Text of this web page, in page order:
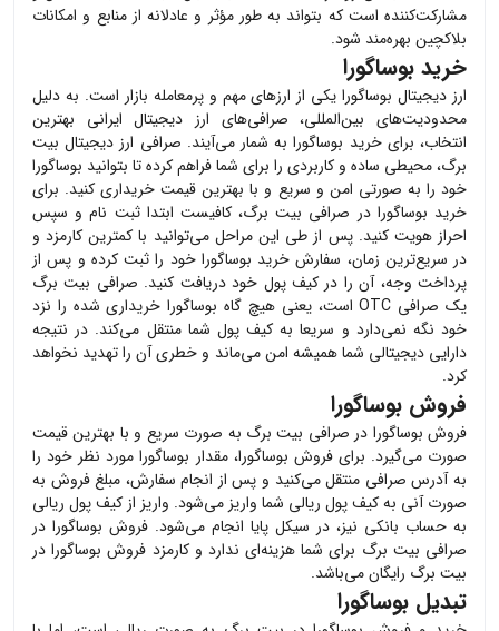
مشارکت‌کننده است که بتواند به طور مؤثر و عادلانه از منابع و امکانات
بلاکچین بهره‌مند شود.
خرید بوساگورا
ارز دیجیتال بوساگورایکی از ارزهای مهم و پرمعامله بازار است. به دلیل
محدودیت‌های بین‌المللی، صرافی‌های ارز دیجیتال ایرانی بهترین
انتخاب، برای خرید بوساگورابه شمار می‌آیند. صرافی ارز دیجیتال بیت
برگ، محیطی ساده و کاربردی را برای شما فراهم کرده تا بتوانید بوساگورا
خود را به صورتی امن و سریع و با بهترین قیمت خریداری کنید. برای
خرید بوساگورا در صرافی بیت برگ، کافیست ابتدا ثبت نام و سپس
احراز هویت کنید. پس از طی این مراحل می‌توانید با کمترین کارمزد و
در سریع‌ترین زمان، سفارش خرید بوساگورا خود را ثبت کرده و پس از
پرداخت وجه، آن را در کیف پول خود دریافت کنید. صرافی بیت برگ
یک صرافی OTC است، یعنی هیچ گاه
بوساگورا خریداری شده را نزد
خود نگه نمی‌دارد و سریعا به کیف پول شما منتقل می‌کند. در نتیجه
دارایی دیجیتالی شما همیشه امن می‌ماند و خطری آن را تهدید نخواهد
کرد.
فروش بوساگورا
فروش بوساگورا در صرافی بیت برگ به صورت سریع و با بهترین قیمت
صورت می‌گیرد. برای فروش بوساگورا، مقدار بوساگورامورد نظر خود را
به آدرس صرافی منتقل می‌کنید و پس از انجام سفارش، مبلغ فروش به
صورت آنی به کیف پول ریالی شما واریز می‌شود. واریز از کیف پول ریالی
به حساب بانکی نیز، در سیکل پایا انجام می‌شود. فروش بوساگورا در
صرافی بیت برگ برای شما هزینه‌ای ندارد و کارمزد فروش بوساگورادر
بیت برگ رایگان می‌باشد.
تبدیل بوساگورا